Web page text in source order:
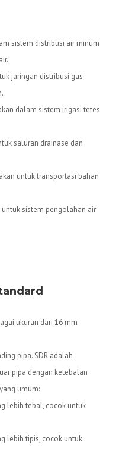
sistem distribusi air minum
jaringan distribusi gas
dalam sistem irigasi tetes
saluran drainase dan
untuk transportasi bahan
untuk sistem pengolahan air
ukuran dari 16 mm
pipa. SDR adalah
pipa dengan ketebalan
umum:
lebih tebal, cocok untuk
lebih tipis, cocok untuk